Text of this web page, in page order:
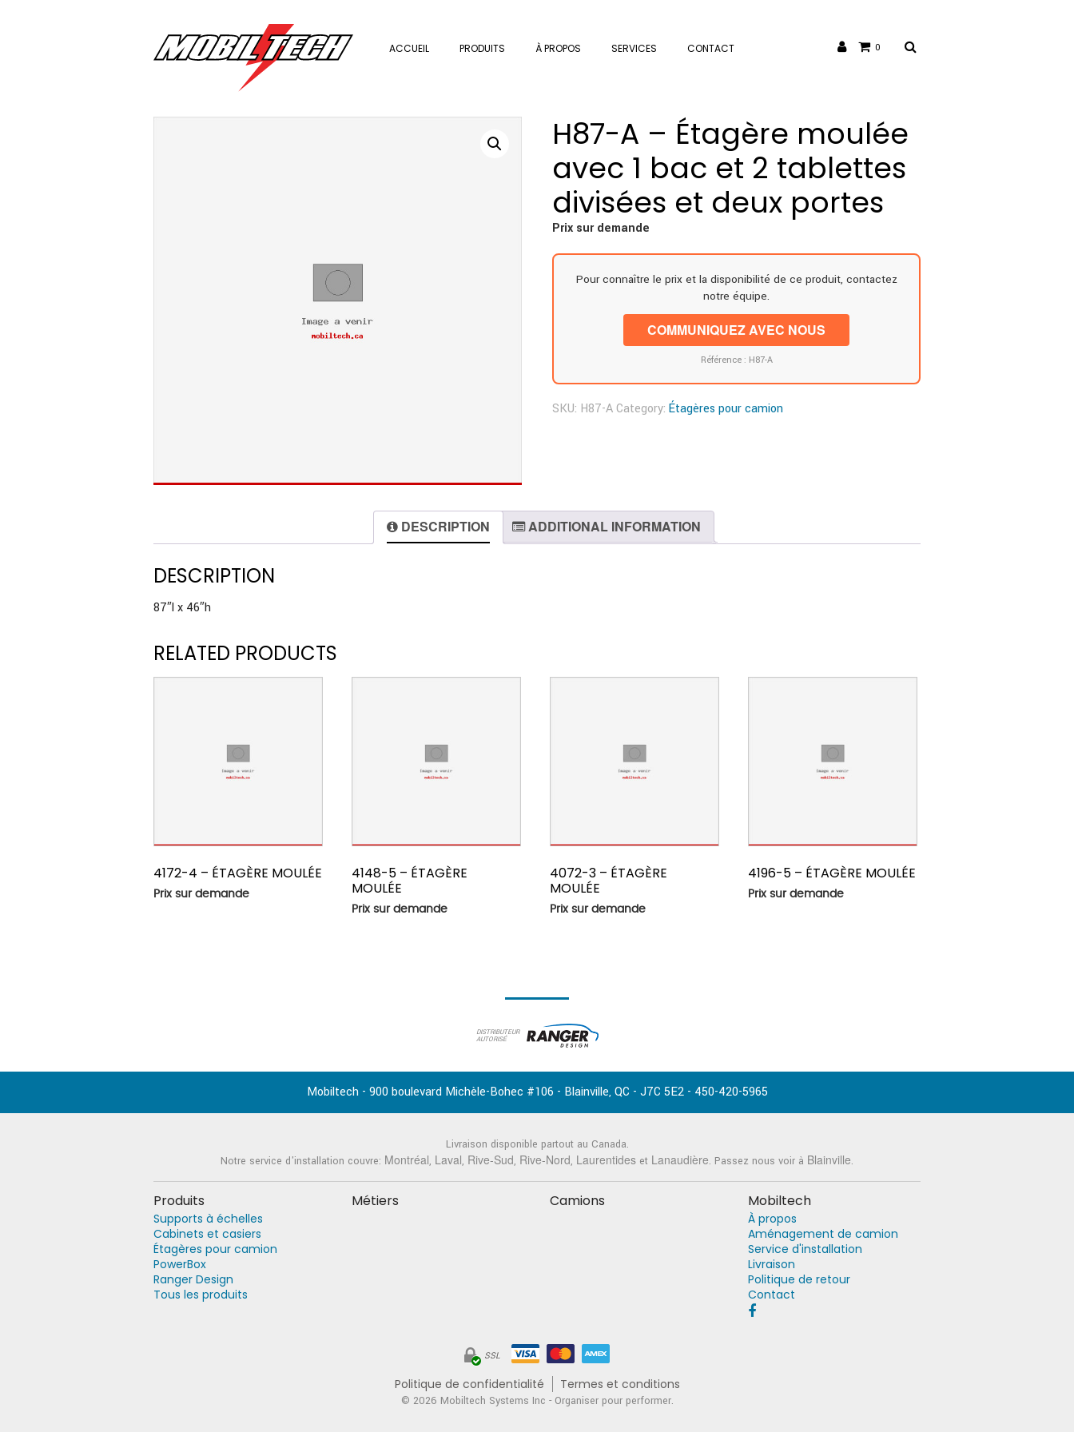
ACCUEIL PRODUITS À PROPOS SERVICES CONTACT 0
H87-A – Étagère moulée
avec 1 bac et 2 tablettes
divisées et deux portes
Prix sur demande
Pour connaître le prix et la disponibilité de ce produit, contactez
notre équipe.
COMMUNIQUEZ AVEC NOUS
Référence : H87-A
SKU: H87-A Category:Étagères pour camion
DESCRIPTION ADDITIONAL INFORMATION
DESCRIPTION
87″l x 46″h
RELATED PRODUCTS
4172-4 – ÉTAGÈRE MOULÉE
Prix sur demande
4148-5 – ÉTAGÈRE
MOULÉE
Prix sur demande
4072-3 – ÉTAGÈRE
MOULÉE
Prix sur demande
4196-5 – ÉTAGÈRE MOULÉE
Prix sur demande
DISTRIBUTEUR
AUTORISÉ
Mobiltech - 900 boulevard Michèle-Bohec #106 - Blainville,QC - J7C 5E2- 450-420-5965
Livraison disponible partout au Canada.
Notre service d'installation couvre: Montréal, Laval, Rive-Sud, Rive-Nord, Laurentides et Lanaudière. Passez nous voir à Blainville.
Produits
Supports à échelles
Cabinets et casiers
Étagères pour camion
PowerBox
Ranger Design
Tous les produits
Métiers Camions Mobiltech
À propos
Aménagement de camion
Service d'installation
Livraison
Politique de retour
Contact
SSL
Politique de confidentialité Termes et conditions
© 2026 Mobiltech Systems Inc - Organiser pour performer.